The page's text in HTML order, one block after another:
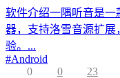
软件介绍一隅听音是
器，支持洛雪音源扩
验。...
#Android
0
0 23